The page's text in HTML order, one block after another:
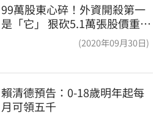
99萬股東心碎！外資開殺第一
是「它」 狠砍5.1萬張股價重挫
(2020年09月30日)
賴清德預告：0-18歲明年起每
月可領五千